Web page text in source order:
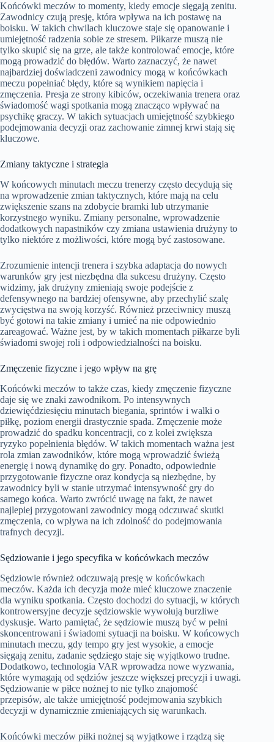
Końcówki meczów to momenty, kiedy emocje sięgają zenitu.
Zawodnicy czują presję, która wpływa na ich postawę na
boisku. W takich chwilach kluczowe staje się opanowanie i
umiejętność radzenia sobie ze stresem. Piłkarze muszą nie
tylko skupić się na grze, ale także kontrolować emocje, które
mogą prowadzić do błędów. Warto zaznaczyć, że nawet
najbardziej doświadczeni zawodnicy mogą w końcówkach
meczu popełniać błędy, które są wynikiem napięcia i
zmęczenia. Presja ze strony kibiców, oczekiwania trenera oraz
świadomość wagi spotkania mogą znacząco wpływać na
psychikę graczy. W takich sytuacjach umiejętność szybkiego
podejmowania decyzji oraz zachowanie zimnej krwi stają się
kluczowe.
Zmiany taktyczne i strategia
W końcowych minutach meczu trenerzy często decydują się
na wprowadzenie zmian taktycznych, które mają na celu
zwiększenie szans na zdobycie bramki lub utrzymanie
korzystnego wyniku. Zmiany personalne, wprowadzenie
dodatkowych napastników czy zmiana ustawienia drużyny to
tylko niektóre z możliwości, które mogą być zastosowane.
Zrozumienie intencji trenera i szybka adaptacja do nowych
warunków gry jest niezbędna dla sukcesu drużyny. Często
widzimy, jak drużyny zmieniają swoje podejście z
defensywnego na bardziej ofensywne, aby przechylić szalę
zwycięstwa na swoją korzyść. Również przeciwnicy muszą
być gotowi na takie zmiany i umieć na nie odpowiednio
zareagować. Ważne jest, by w takich momentach piłkarze byli
świadomi swojej roli i odpowiedzialności na boisku.
Zmęczenie fizyczne i jego wpływ na grę
Końcówki meczów to także czas, kiedy zmęczenie fizyczne
daje się we znaki zawodnikom. Po intensywnych
dziewięćdziesięciu minutach biegania, sprintów i walki o
piłkę, poziom energii drastycznie spada. Zmęczenie może
prowadzić do spadku koncentracji, co z kolei zwiększa
ryzyko popełnienia błędów. W takich momentach ważna jest
rola zmian zawodników, które mogą wprowadzić świeżą
energię i nową dynamikę do gry. Ponadto, odpowiednie
przygotowanie fizyczne oraz kondycja są niezbędne, by
zawodnicy byli w stanie utrzymać intensywność gry do
samego końca. Warto zwrócić uwagę na fakt, że nawet
najlepiej przygotowani zawodnicy mogą odczuwać skutki
zmęczenia, co wpływa na ich zdolność do podejmowania
trafnych decyzji.
Sędziowanie i jego specyfika w końcówkach meczów
Sędziowie również odczuwają presję w końcówkach
meczów. Każda ich decyzja może mieć kluczowe znaczenie
dla wyniku spotkania. Często dochodzi do sytuacji, w których
kontrowersyjne decyzje sędziowskie wywołują burzliwe
dyskusje. Warto pamiętać, że sędziowie muszą być w pełni
skoncentrowani i świadomi sytuacji na boisku. W końcowych
minutach meczu, gdy tempo gry jest wysokie, a emocje
sięgają zenitu, zadanie sędziego staje się wyjątkowo trudne.
Dodatkowo, technologia VAR wprowadza nowe wyzwania,
które wymagają od sędziów jeszcze większej precyzji i uwagi.
Sędziowanie w piłce nożnej to nie tylko znajomość
przepisów, ale także umiejętność podejmowania szybkich
decyzji w dynamicznie zmieniających się warunkach.
Końcówki meczów piłki nożnej są wyjątkowe i rządzą się